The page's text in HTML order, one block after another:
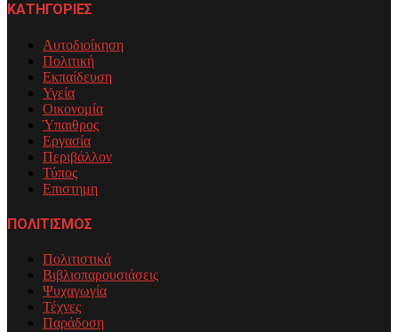
ΚΑΤΗΓΟΡΙΕΣ
Αυτοδιοίκηση
Πολιτική
Εκπαίδευση
Υγεία
Οικονομία
Ύπαιθρος
Εργασία
Περιβάλλον
Τύπος
Επιστημη
ΠΟΛΙΤΙΣΜΟΣ
Πολιτιστικά
Βιβλιοπαρουσιάσεις
Ψυχαγωγία
Τέχνες
Παράδοση